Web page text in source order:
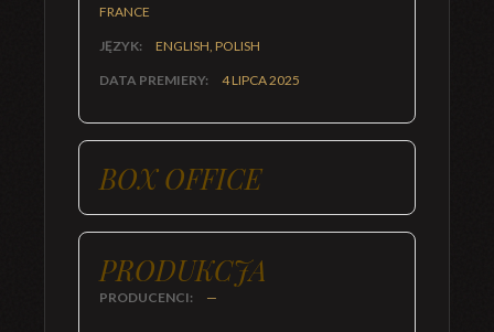
FRANCE
JĘZYK: ENGLISH, POLISH
DATA PREMIERY: 4 LIPCA 2025
BOX OFFICE
PRODUKCJA
PRODUCENCI: —